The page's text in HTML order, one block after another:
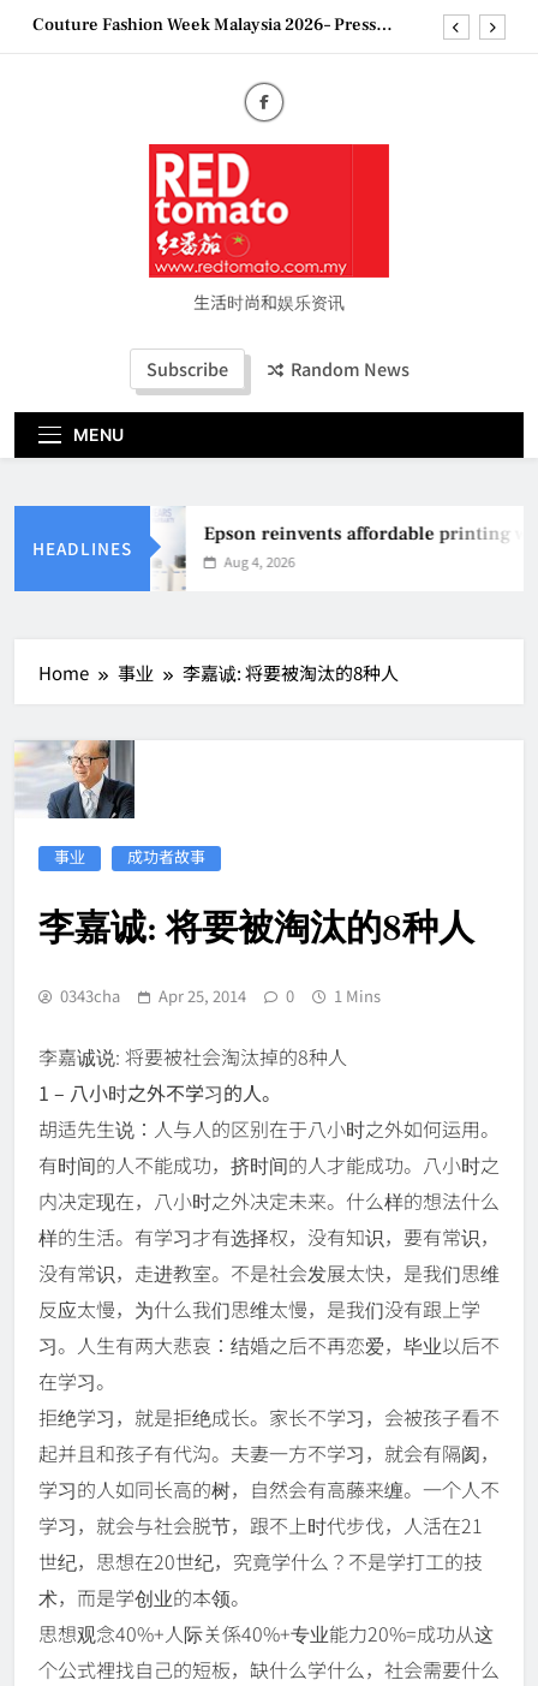
SkipCouture Fashion Week Malaysia 2026– Press
妈妈提供分享剖腹产复原历程的空间
2026 全国房地产大奖创历史纪录 见证马来西亚房
地产经纪行业蓬勃发展
Epson reinvents affordable printing with next-
generation EcoTank Series
Couture Fashion Week Malaysia 2026– Press
“See Her Heal – 1,000 Untold Stories” 为马来西亚
妈妈提供分享剖腹产复原历程的空间
地产经纪行业蓬勃发展
生活时尚和娱乐资讯
Subscribe Random News
MENU
HEADLINES
Epson reinvents affordable printing
Aug 4, 2026
Home 事业 李嘉诚: 将要被淘汰的8种人
事业 成功者故事
李嘉诚: 将要被淘汰的8种人
0343cha Apr 25, 2014 0 1 Mins
李嘉诚说: 将要被社会淘汰掉的8种人
1 – 八小时之外不学习的人。
胡适先生说：人与人的区别在于八小时之外如何运用。
有时间的人不能成功，挤时间的人才能成功。八小时之
内决定现在，八小时之外决定未来。什么样的想法什么
样的生活。有学习才有选择权，没有知识，要有常识，
没有常识，走进教室。不是社会发展太快，是我们思维
反应太慢，为什么我们思维太慢，是我们没有跟上学
习。人生有两大悲哀：结婚之后不再恋爱，毕业以后不
在学习。
拒绝学习，就是拒绝成长。家长不学习，会被孩子看不
起并且和孩子有代沟。夫妻一方不学习，就会有隔阂，
学习的人如同长高的树，自然会有高藤来缠。一个人不
学习，就会与社会脱节，跟不上时代步伐，人活在21
世纪，思想在20世纪，究竟学什么？不是学打工的技
术，而是学创业的本领。
思想观念40%+人际关係40%+专业能力20%=成功从这
个公式裡找自己的短板，缺什么学什么，社会需要什么